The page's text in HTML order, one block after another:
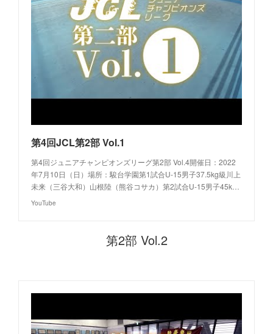
第4回JCL第2部 Vol.1
第4回ジュニアチャンピオンズリーグ第2部 Vol.4開催日：2022
年7月10日（日）場所：駿台学園第1試合U-15男子37.5kg級川上
未来（三谷大和）山根陸（熊谷コサカ）第2試合U-15男子45k…
YouTube
第2部 Vol.2